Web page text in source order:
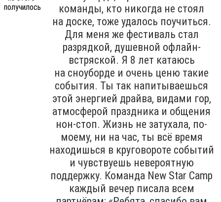
команды, кто никогда не стоял
на доске, тоже удалось поучиться.
Для меня же фестиваль стал
разрядкой, душевной офлайн-
встряской. Я 8 лет катаюсь
на сноуборде и очень ценю такие
события. Ты так напитываешься
этой энергией драйва, видами гор,
атмосферой праздника и общения
нон-стоп. Жизнь не затухала, по-
моему, ни на час, ты всё время
находишься в круговороте событий
и чувствуешь невероятную
поддержку. Команда New Star Camp
каждый вечер писала всем